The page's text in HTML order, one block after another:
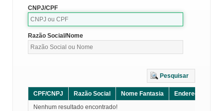
CNPJ/CPF
Razão Social/Nome
Pesquisar
CPF/CNPJ Razão Social Nome Fantasia Endereço
Nenhum resultado encontrado!